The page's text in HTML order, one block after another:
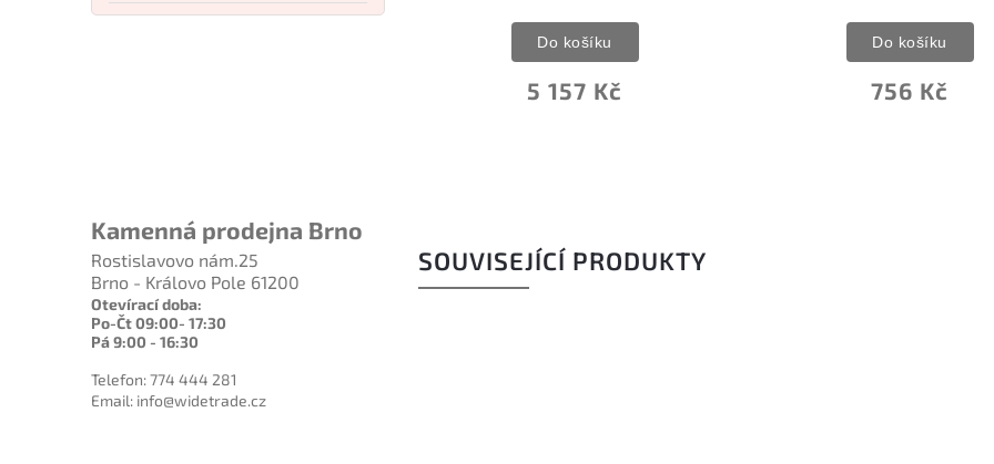
Kamenná prodejna Brno
Rostislavovo nám.25
Brno - Královo Pole 61200
Otevírací doba:
Po-Čt 09:00- 17:30
Pá 9:00 - 16:30
Telefon: 774 444 281
Email: info@widetrade.cz
756 Kč
Do košíku
6 990 Kč
Do košíku
SOUVISEJÍCÍ PRODUKTY